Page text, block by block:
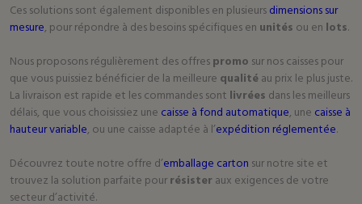
Ces solutions sont également disponibles en plusieursdimensions sur
mesure, pour répondre à des besoins spécifiques en unités ou en lots.
Nous proposons régulièrement des offrespromo sur nos caisses pour
que vous puissiez bénéficier de la meilleure qualitéau prix le plus juste.
La livraison est rapide et les commandes sont livrées dans les meilleurs
délais, que vous choisissiez une caisse à fond automatique, une caisse à
hauteur variable, ou une caisse adaptée à l’expédition réglementée.
Découvrez toute notre offre d’emballage carton sur notre site et
trouvez la solution parfaite pourrésisteraux exigences de votre
secteur d’activité.